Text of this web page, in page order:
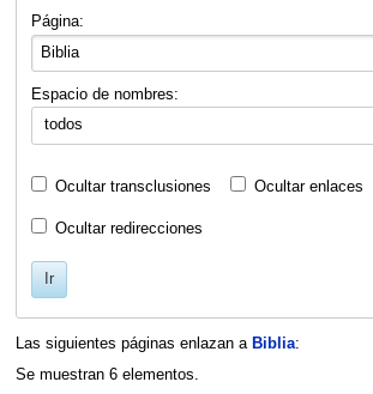
navegación
búsqueda
Página:
Espacio de nombres:
todos
Ocultar transclusiones Ocultar enlaces
Ocultar redirecciones
Ir
Las siguientes páginas enlazan a Biblia:
Se muestran 6 elementos.